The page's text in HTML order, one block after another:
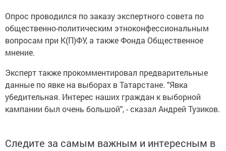
Опрос проводился по заказу экспертного совета по
общественно-политическим этноконфессиональным
вопросам при К(П)ФУ, а также Фонда Общественное
мнение.
Эксперт также прокомментировал предварительные
данные по явке на выборах в Татарстане. "Явка
убедительная. Интерес наших граждан к выборной
кампании был очень большой", - сказал Андрей Тузиков.
Следите за самым важным и интересным в